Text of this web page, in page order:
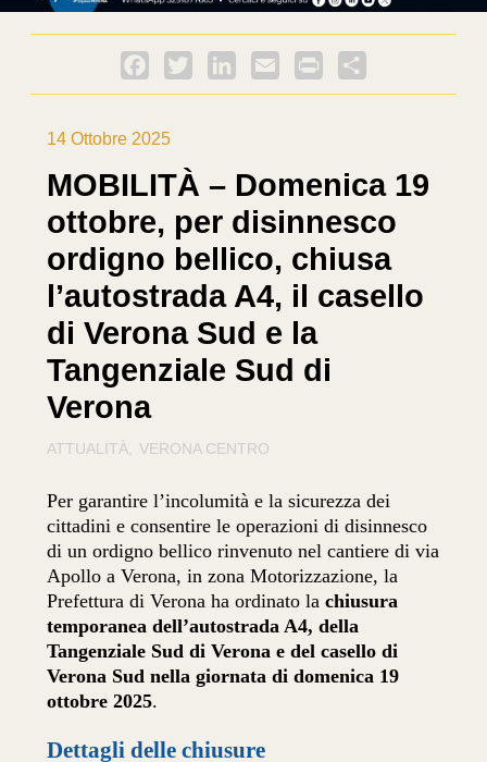
Facebook
Twitter LinkedInEmail PrintFriendly
14 Ottobre 2025
MOBILITÀ – Domenica 19
ottobre, per disinnesco
ordigno bellico, chiusa
l’autostrada A4, il casello
di Verona Sud e la
Tangenziale Sud di
Verona
ATTUALITÀ VERONA CENTRO
Per garantire l’incolumità e la sicurezza dei
cittadini e consentire le operazioni di disinnesco
di un ordigno bellico rinvenuto nel cantiere di via
Apollo a Verona, in zona Motorizzazione, la
Prefettura di Verona ha ordinato lachiusura
temporanea dell’autostrada A4, della
Tangenziale Sud di Verona e del casello di
Verona Sud nella giornata di domenica 19
ottobre 2025.
Dettagli delle chiusure